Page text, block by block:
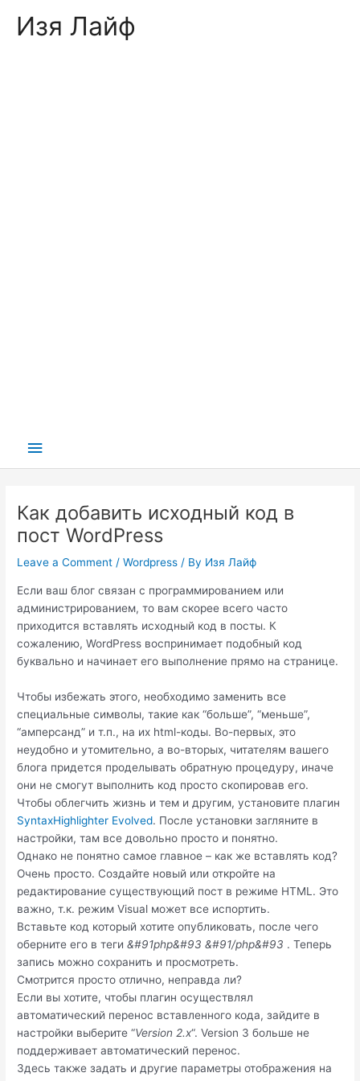
Изя Лайф
Main
Как добавить исходный код в
пост WordPress
Leave a Comment /Wordpress / By Изя Лайф
Если ваш блог связан с программированием или
администрированием, то вам скорее всего часто
приходится вставлять исходный код в посты. К
сожалению, WordPress воспринимает подобный код
буквально и начинает его выполнение прямо на странице.
Чтобы избежать этого, необходимо заменить все
специальные символы, такие как “больше”, “меньше”,
“амперсанд” и т.п., на их html-коды. Во-первых, это
неудобно и утомительно, а во-вторых, читателям вашего
блога придется проделывать обратную процедуру, иначе
они не смогут выполнить код просто скопировав его.
Чтобы облегчить жизнь и тем и другим, установите плагин
SyntaxHighlighter Evolved. После установки загляните в
настройки, там все довольно просто и понятно.
Однако не понятно самое главное – как же вставлять код?
Очень просто. Создайте новый или откройте на
редактирование существующий пост в режиме HTML. Это
важно, т.к. режим Visual может все испортить.
Вставьте код который хотите опубликовать, после чего
оберните его в теги&#91php&#93 &#91/php&#93 . Теперь
запись можно сохранить и просмотреть.
Смотрится просто отлично, неправда ли?
Если вы хотите, чтобы плагин осуществлял
автоматический перенос вставленного кода, зайдите в
настройки выберите “Version 2.x“. Version 3 больше не
поддерживает автоматический перенос.
Здесь также задать и другие параметры отображения на